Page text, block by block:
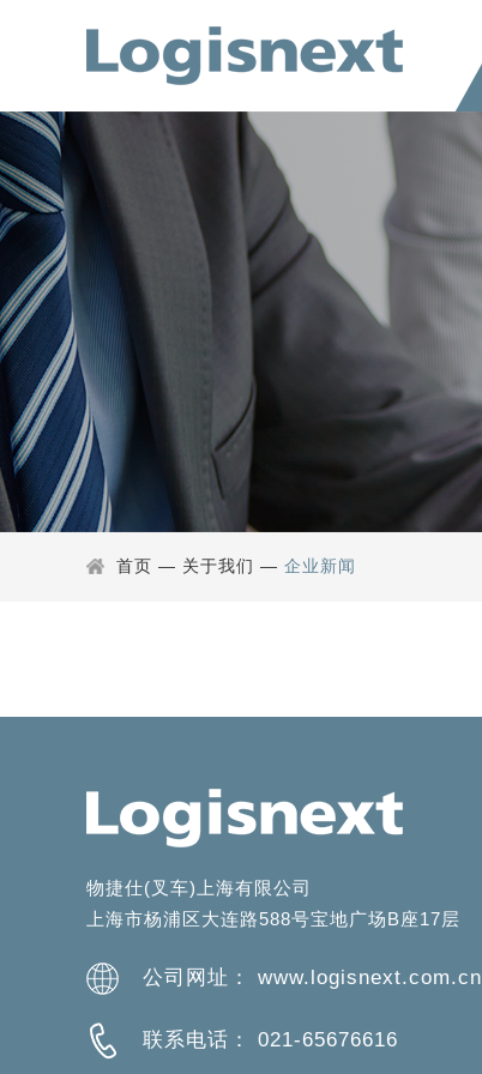
首页 — 关于我们 — 企业新闻
物捷仕(叉车)上海有限公司
上海市杨浦区大连路588号宝地广场B座17层
公司网址： www.logisnext.com.cn
联系电话： 021-65676616